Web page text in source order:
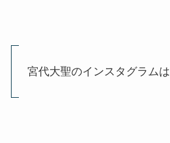
宮代大聖のインスタグラムは